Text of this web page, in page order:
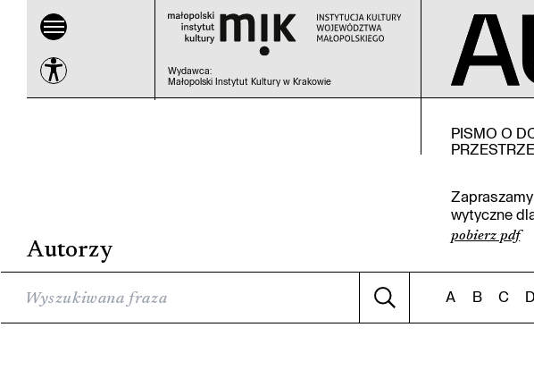
PISMO O
Wydawca:
Małopolski Instytut Kultury w Krakowie
wytyczne
pobierz pdf
Autorzy
A B C D